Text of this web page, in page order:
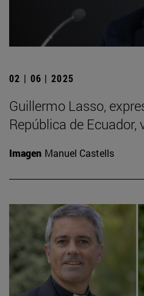
02 | 06 | 2025
Guillermo Lasso,
República de
Imagen Manuel Castells